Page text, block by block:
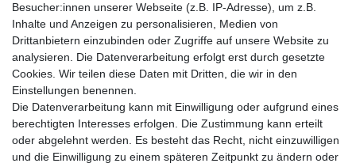
Bitte entschuldigen Sie, wenn wir telefonisch wegen hoher
betrieblicher Auslastung nicht erreichbar sein sollten.
Schreiben Sie uns gerne eine E-Mail mit Ihrer Telefonnummer
und der Bitte um Rückruf.
Wir rufen Sie schnellstmöglich zurück.
Wir versenden in die folgenden Länder
Besucher:innen unserer Webseite (z.B. IP-Adresse), um z.B.
Inhalte und Anzeigen zu personalisieren, Medien von
Drittanbietern einzubinden oder Zugriffe auf unsere Website zu
analysieren. Die Datenverarbeitung erfolgt erst durch gesetzte
Cookies. Wir teilen diese Daten mit Dritten, die wir in den
Einstellungen benennen.
Die Datenverarbeitung kann mit Einwilligung oder aufgrund eines
berechtigten Interesses erfolgen. Die Zustimmung kann erteilt
oder abgelehnt werden. Es besteht das Recht, nicht einzuwilligen
und die Einwilligung zu einem späteren Zeitpunkt zu ändern oder